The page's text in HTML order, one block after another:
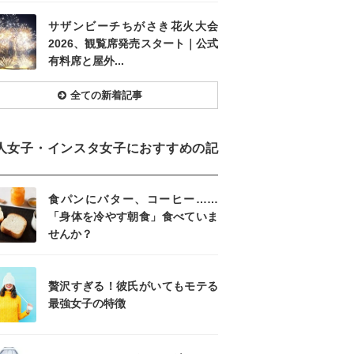
サザンビーチちがさき花火大会
2026、観覧席発売スタート｜公式
有料席と屋外...
全ての新着記事
女子・インスタ女子におすすめの記
食パンにバター、コーヒー……
「身体を冷やす朝食」食べていま
せんか？
贅沢すぎる！彼氏がいてもモテる
最強女子の特徴